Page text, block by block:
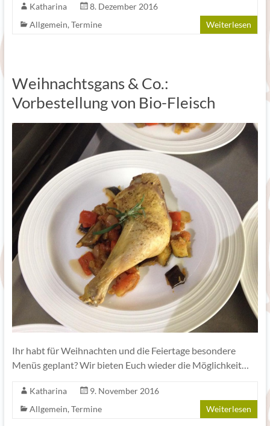
Katharina
8. Dezember 2016
Allgemein, Termine Weiterlesen
Weihnachtsgans & Co.:
Vorbestellung von Bio-Fleisch
Ihr habt für Weihnachten und die Feiertage besondere
Menüs geplant? Wir bieten Euch wieder die Möglichkeit…
Katharina
9. November 2016
Allgemein, Termine Weiterlesen